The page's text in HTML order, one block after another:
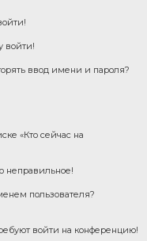
войти!
ввод имени и пароля?
«Кто сейчас на
неправильное!
пользователя?
войти на конференцию!